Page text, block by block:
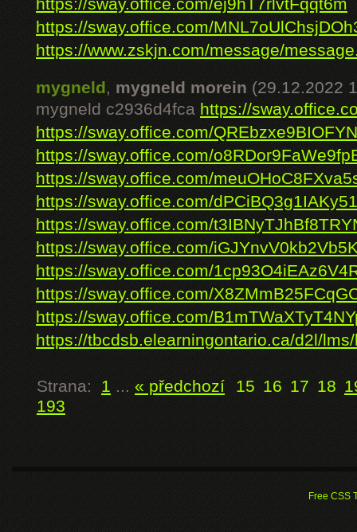
https://sway.office.com/ej9hT7rlvtFqqt6m
https://sway.office.com/
https://www.zskjn.com/message/
mygneld, mygneld morein (29.12.2022
mygneld c2936d4fca https://
https://sway.office.com/
https://sway.office.com/
https://sway.office.com/
https://sway.office.com/
https://sway.office.com/
https://sway.office.com/
https://sway.office.com/
https://sway.office.com/
https://sway.office.com/
https://tbcdsb.elearningontario.ca/d2l/
Strana: 1 ... « předchozí 15 16 17 18
193
Free CSS